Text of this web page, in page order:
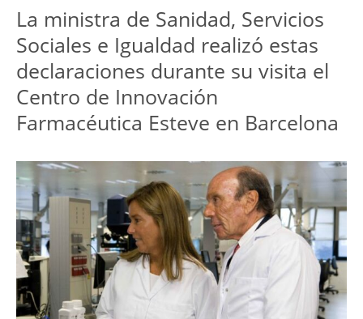
La ministra de Sanidad, Servicios
Sociales e Igualdad realizó estas
declaraciones durante su visita el
Centro de Innovación
Farmacéutica Esteve en Barcelona